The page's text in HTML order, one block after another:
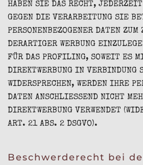
HABEN SIE DAS RECHT, JEDERZEIT
GEGEN DIE VERARBEITUNG SIE
PERSONENBEZOGENER DATEN ZUM
DERARTIGER WERBUNG
FÜR DAS PROFILING, SOWEIT ES
DIREKTWERBUNG IN VERBINDUNG
WIDERSPRECHEN, WERDEN IHRE
DATEN ANSCHLIESSEND NICHT
DIREKTWERBUNG VERWENDET
ART. 21 ABS. 2 DSGVO).
Beschwerde­recht bei